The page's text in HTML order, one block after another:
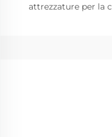
attrezzature per la